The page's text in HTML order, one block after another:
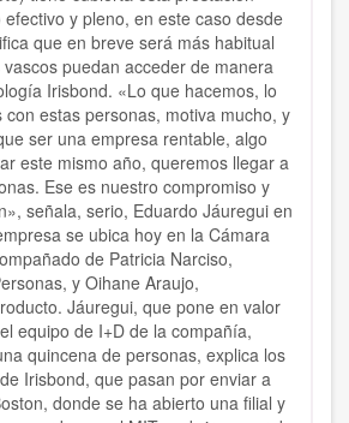
y pleno, en este caso desde
que en breve será más habitual
puedan acceder de manera
Irisbond. «Lo que hacemos, lo
con estas personas, motiva mucho, y
ser una empresa rentable, algo
este mismo año, queremos llegar a
Ese es nuestro compromiso y
señala, serio, Eduardo Jáuregui en
se ubica hoy en la Cámara
de Patricia Narciso,
y Oihane Araujo,
Jáuregui, que pone en valor
equipo de I+D de la compañía,
quincena de personas, explica los
Irisbond, que pasan por enviar a
donde se ha abierto una filial y